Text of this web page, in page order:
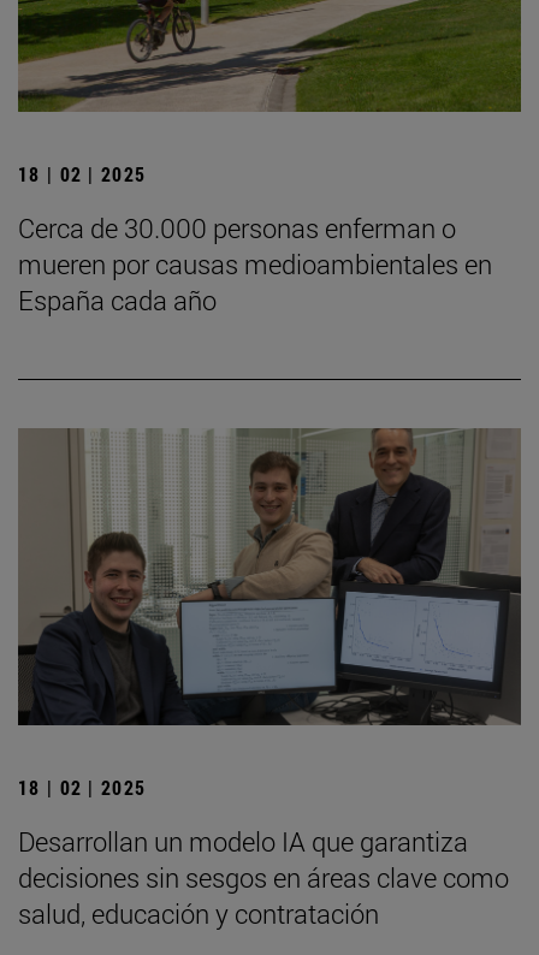
18 | 02 | 2025
Cerca de 30.000 personas enferman o
mueren por causas medioambientales en
España cada año
18 | 02 | 2025
Desarrollan un modelo IA que garantiza
decisiones sin sesgos en áreas clave como
salud, educación y contratación